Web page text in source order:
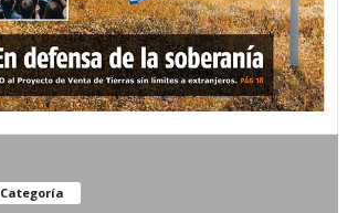
Categoría